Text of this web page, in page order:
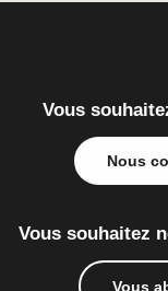
Vous
Nous
Vous souhaitez
Vous